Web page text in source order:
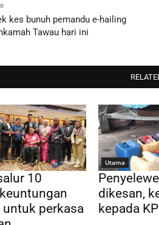
kes bunuh pemandu e-hailing
Tawau hari ini
10
perkasa
Utama
dikesan,
kepada